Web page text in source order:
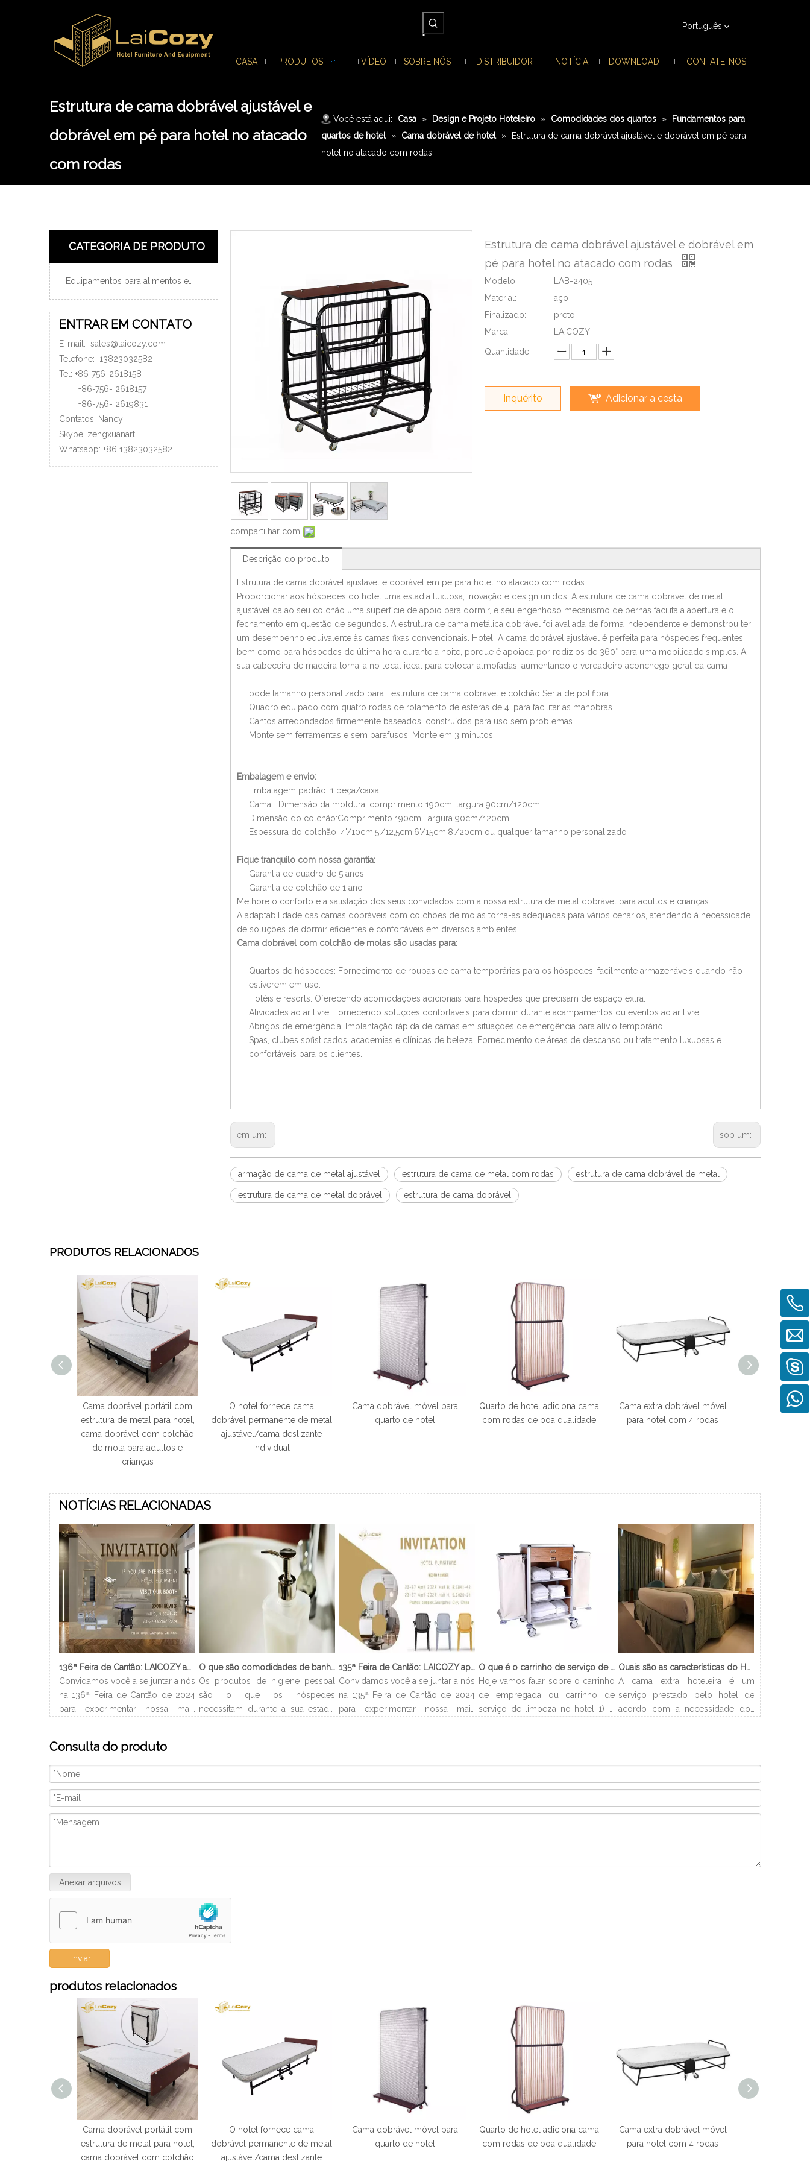
Português
CASA PRODUTOS VÍDEO SOBRE NÓS DISTRIBUIDOR NOTÍCIA DOWNLOAD CONTATE-NOS
Estrutura de cama dobrável ajustável e
dobrável em pé para hotel no atacado
com rodas
Você está aqui: Casa » Design e Projeto Hoteleiro » Comodidades dos quartos »
Fundamentos para
quartos de hotel
» Cama dobrável de hotel »
Estrutura de cama dobrável ajustável e dobrável em pé para
hotel no atacado com rodas
CATEGORIA DE PRODUTO
ENTRAR EM CONTATO
E-mail: sales@laicozy.com
Telefone: 13823032582
Tel: +86-756-2618158
+86-756- 2618157
+86-756- 2619831
Contatos: Nancy
Skype: zengxuanart
Whatsapp: +86 13823032582
compartilhar com:
Estrutura de cama dobrável ajustável e dobrável em
pé para hotel no atacado com rodas
Modelo:
LAB-2405
Material:
aço
Finalizado:
preto
Marca:
LAICOZY
Quantidade:
Inquérito Adicionar a cesta
Descrição do produto
Estrutura de cama dobrável ajustável e dobrável em pé para hotel no atacado com rodas
Proporcionar aos hóspedes do hotel uma estadia luxuosa, inovação e design unidos. A estrutura de cama dobrável de metal
ajustável dá ao seu colchão uma superfície de apoio para dormir, e seu engenhoso mecanismo de pernas facilita a abertura e o
fechamento em questão de segundos. A estrutura de cama metálica dobrável foi avaliada de forma independente e demonstrou ter
um desempenho equivalente às camas fixas convencionais. Hotel A cama dobrável ajustável é perfeita para hóspedes frequentes,
bem como para hóspedes de última hora durante a noite, porque é apoiada por rodízios de 360° para uma mobilidade simples. A
sua cabeceira de madeira torna-a no local ideal para colocar almofadas, aumentando o verdadeiro aconchego geral da cama
pode tamanho personalizado para estrutura de cama dobrável e colchão Serta de polifibra
Quadro equipado com quatro rodas de rolamento de esferas de 4' para facilitar as manobras
Cantos arredondados firmemente baseados, construídos para uso sem problemas
Monte sem ferramentas e sem parafusos. Monte em 3 minutos.
Embalagem e envio:
Embalagem padrão: 1 peça/caixa;
Cama Dimensão da moldura: comprimento 190cm, largura 90cm/120cm
Dimensão do colchão:Comprimento 190cm,Largura 90cm/120cm
Espessura do colchão: 4'/10cm,5'/12,5cm,6'/15cm,8'/20cm ou qualquer tamanho personalizado
Fique tranquilo com nossa garantia:
Garantia de quadro de 5 anos
Garantia de colchão de 1 ano
Melhore o conforto e a satisfação dos seus convidados com a nossa estrutura de metal dobrável para adultos e crianças.
A adaptabilidade das camas dobráveis ​​com colchões de molas torna-as adequadas para vários cenários, atendendo à necessidade
de soluções de dormir eficientes e confortáveis ​​em diversos ambientes.
Cama dobrável com colchão de molas são usadas para:
Quartos de hóspedes: Fornecimento de roupas de cama temporárias para os hóspedes, facilmente armazenáveis ​​quando não
estiverem em uso.
Hotéis e resorts: Oferecendo acomodações adicionais para hóspedes que precisam de espaço extra.
Atividades ao ar livre: Fornecendo soluções confortáveis ​​para dormir durante acampamentos ou eventos ao ar livre.
Abrigos de emergência: Implantação rápida de camas em situações de emergência para alívio temporário.
Spas, clubes sofisticados, academias e clínicas de beleza: Fornecimento de áreas de descanso ou tratamento luxuosas e
confortáveis ​​para os clientes.
em um: sob um:
armação de cama de metal ajustável estrutura de cama de metal com rodas estrutura de cama dobrável de metal
estrutura de cama de metal dobrável estrutura de cama dobrável
PRODUTOS RELACIONADOS
Cama dobrável portátil com
estrutura de metal para hotel,
cama dobrável com colchão
de mola para adultos e
crianças
O hotel fornece cama
dobrável permanente de metal
ajustável/cama deslizante
individual
Cama dobrável móvel para
quarto de hotel
Quarto de hotel adiciona cama
com rodas de boa qualidade
Cama extra dobrável móvel
para hotel com 4 rodas
NOTÍCIAS RELACIONADAS
136ª Feira de Cantão: LAICOZY apresenta o futuro dos móveis para hotéis e utensílios de buffet
Convidamos você a se juntar a nós
na 136ª Feira de Cantão de 2024
para experimentar nossa mais
Estamos ansiosos para nos
conectar com profissionais da
indústria, construir novos
relacionamentos e compartilhar
nossa paixão por artesanato de
qualidade e design inovador. Nós
O que são comodidades de banheiro?
Os produtos de higiene pessoal
são o que os hóspedes
necessitam durante a sua estadia
Dependendo do tipo de quarto,
são diferentes e podem incluir
pequenos xampu, loção corporal,
135ª Feira de Cantão: LAICOZY apresenta o futuro dos móveis para hotéis e utensílios de buffet
Convidamos você a se juntar a nós
na 135ª Feira de Cantão de 2024
para experimentar nossa mais
conectar com profissionais da
relacionamentos e compartilhar
nossa paixão por artesanato de
O que é o carrinho de serviço de limpeza?
Hoje vamos falar sobre o carrinho
de empregada ou carrinho de
serviço de limpeza no hotel 1) O
estocar todos os suprimentos
acordo com o número de quartos
alocados exigidos pelo
Quais são as características do Hotel Cama Extra?
A cama extra hoteleira é um
serviço prestado pelo hotel de
acordo com a necessidade dos
de acomodação dos clientes. E
procedimentos de camas extras
em hotéis.
Consulta do produto
Anexar arquivos
Enviar
produtos relacionados
Cama dobrável portátil com
estrutura de metal para hotel,
cama dobrável com colchão
O hotel fornece cama
dobrável permanente de metal
ajustável/cama deslizante
Cama dobrável móvel para
quarto de hotel
Quarto de hotel adiciona cama
com rodas de boa qualidade
Cama extra dobrável móvel
para hotel com 4 rodas